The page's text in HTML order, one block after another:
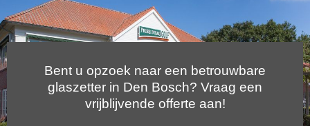
Bent u opzoek naar een betrouwbare
glaszetter in Den Bosch? Vraag een
vrijblijvende offerte aan!